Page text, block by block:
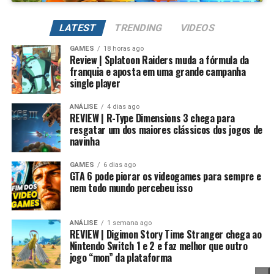
Essa mudança também pode representar um passo
importante para o futuro da franquia. Durante muitos
anos, Splatoon foi visto principalmente como um jogo
competitivo, mas Splatoon Raiders mostra que existe
espaço para expandir esse universo com uma campanha
mais ambiciosa e cheia de conteúdo. Caso a recepção dos
jogadores seja positiva, é bem possível que a Nintendo
continue investindo nesse formato e transforme o modo
história em um dos pilares da série daqui para frente.
No fim das contas, fica a sensação de que Splatoon
Raiders funciona como um grande laboratório para o
futuro da franquia. A Nintendo parece estar testando
Além de evoluir seus Digimons para formas mais
poderosas, também é possívelregredir a evolução
para fortalecer permanentemente seus atributos.
Na prática, um Digimon pode voltar para sua forma
inicial, mantendo um potencial muito maior. Conforme
você repete esse processo, desbloqueia novas linhas
evolutivas e aumenta bastante os atributos, permitindo
alcançar formas como Campeão, Ultimate e Mega com
estatísticas cada vez melhores.
É um sistema profundo que recompensa quem gosta de
montar equipes fortes e experimentar diferentes
árvores evolutivas.
LATEST TRENDING VIDEOS
GAMES 18 horas ago
Review | Splatoon Raiders muda a fórmula da
franquia e aposta em uma grande campanha
single player
ANÁLISE 4 dias ago
REVIEW | R-Type Dimensions 3 chega para
resgatar um dos maiores clássicos dos jogos de
navinha
GAMES 6 dias ago
GTA 6 pode piorar os videogames para sempre e
nem todo mundo percebeu isso
ANÁLISE 1 semana ago
REVIEW | Digimon Story Time Stranger chega ao
Nintendo Switch 1 e 2 e faz melhor que outro
jogo “mon” da plataforma